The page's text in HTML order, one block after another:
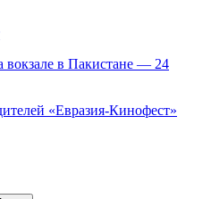
вокзале в Пакистане — 24
«Евразия-Кинофест»